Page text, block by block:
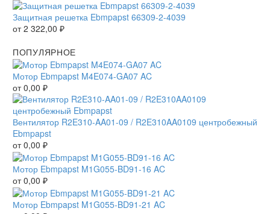
Защитная решетка Ebmpapst 66309-2-4039
от2 322,00 ₽
ПОПУЛЯРНОЕ
Мотор Ebmpapst M4E074-GA07 AC
от0,00 ₽
Вентилятор R2E310-AA01-09 / R2E310AA0109 центробежный
Ebmpapst
от0,00 ₽
Мотор Ebmpapst M1G055-BD91-16 AC
от0,00 ₽
Мотор Ebmpapst M1G055-BD91-21 AC